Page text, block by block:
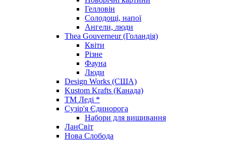
Гелловін
Солодощі, напої
Ангели, люди
Thea Gouverneur (Голандія)
Квіти
Різне
Фауна
Люди
Design Works (США)
Kustom Krafts (Канада)
ТМ Леді *
Сузір'я Єдинорога
Набори для вишивання
ЛанСвіт
Нова Слобода